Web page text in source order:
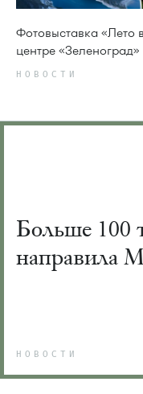
Фотовыставка «Лето
центре «Зеленоград»
НОВОСТИ
Больше 100
направила
НОВОСТИ